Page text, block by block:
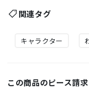
関連タグ
キャラクター
この商品のピース請